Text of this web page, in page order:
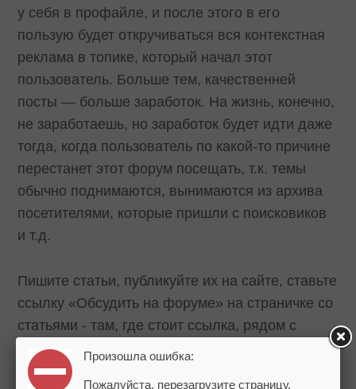
у себя в профайле, и после этого в его
пользую будет откручиваться вся контекстная
реклама в топике, который начал этот
пользователь. Больше тем, качественней
посты — больше заработок. На жизнь, конечно,
не заработаешь, но заработок будет идти даже
тогда, когда пользователь по какой-то причине
перестанет этот форум посещать, т.к. темы
обычно поднимаются, вынимаются из архива
посетителями, которые пришли с поисковиков
и т.д.
Пишите статьи, публикуйте их на сайте, ставьте
ссылку «Обсудить на форуме» на страничке со
статьями - там, где стоит ссылка, рядом с
ссылкой ставьте реальную цифру, сколько уже
на форуме комментариев к статье.
Произошла ошибка:
Пожалуйста, перезагрузите страницу.